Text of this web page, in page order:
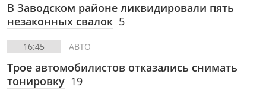
В Заводском районе ликвидировали пять
незаконных свалок 5
16:45 АВТО
Трое автомобилистов отказались снимать
тонировку 19